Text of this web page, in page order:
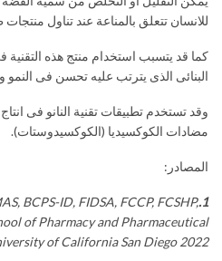
للانسان تتعلق بالمناعة عند تناول
كما قد يتسبب استخدام منتج هذه التقنية
البنائى الذى يترتب عليه تحسن فى النمو
وقد تستخدم تطبيقات تقنية النانو فى
مضادات الكوكسيديا (الكوكسيدوستات).
المصادر:
1
.
BCPS-ID, FIDSA, FCCP, FCSHP,
of Pharmacy and Pharmaceutical
of California San Diego2022